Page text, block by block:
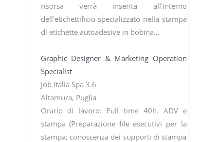
risorsa verrà inserita all'interno
dell'etichettificio specializzato nella stampa
di etichette autoadesive in bobina…
Graphic Designer & Marketing Operation
Specialist
Job Italia Spa 3.6
Altamura, Puglia
Orario di lavoro: Full time 40h. ADV e
stampa (Preparazione file esecutivi per la
stampa; conoscenza dei supporti di stampa